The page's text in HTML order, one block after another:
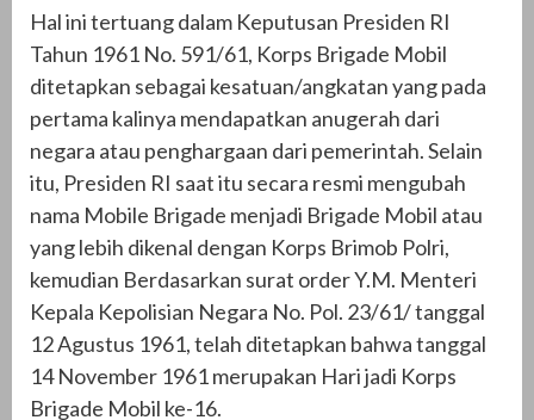
Hal ini tertuang dalam Keputusan Presiden RI
Tahun 1961 No. 591/61, Korps Brigade Mobil
ditetapkan sebagai kesatuan/angkatan yang pada
pertama kalinya mendapatkan anugerah dari
negara atau penghargaan dari pemerintah. Selain
itu, Presiden RI saat itu secara resmi mengubah
nama Mobile Brigade menjadi Brigade Mobil atau
yang lebih dikenal dengan Korps Brimob Polri,
kemudian Berdasarkan surat order Y.M. Menteri
Kepala Kepolisian Negara No. Pol. 23/61/ tanggal
12 Agustus 1961, telah ditetapkan bahwa tanggal
14 November 1961 merupakan Hari jadi Korps
Brigade Mobil ke-16.